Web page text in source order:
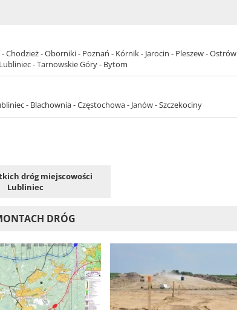
- Chodzież - Oborniki - Poznań - Kórnik - Jarocin - Pleszew - Ostrów
- Tarnowskie Góry - Bytom
- Blachownia - Częstochowa - Janów - Szczekociny
dróg miejscowości
Lubliniec
DRÓG